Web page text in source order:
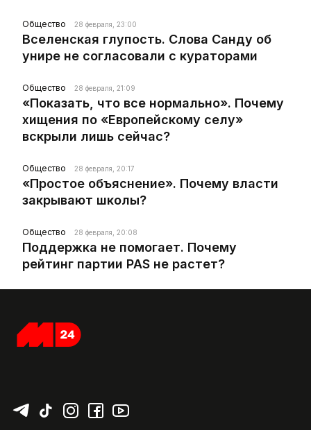
Общество 28 февраля, 23:00
Вселенская глупость. Слова Санду об
унире не согласовали с кураторами
Общество 28 февраля, 21:09
«Показать, что все нормально». Почему
хищения по «Европейскому селу»
вскрыли лишь сейчас?
Общество 28 февраля, 20:17
«Простое объяснение». Почему власти
закрывают школы?
Общество 28 февраля, 20:08
Поддержка не помогает. Почему
рейтинг партии PAS не растет?